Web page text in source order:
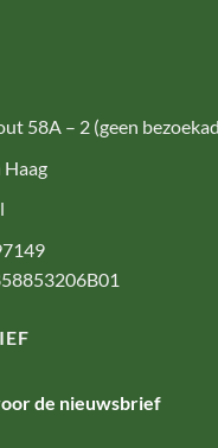
58A – 2 (geen
Haag
de nieuwsbrief